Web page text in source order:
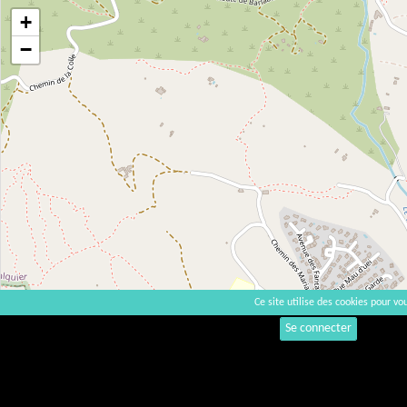
+
−
Se connecter
Ce site utilise des cookies pour